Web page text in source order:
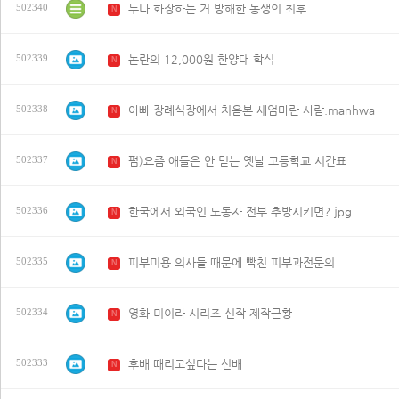
502340 N 누나 화장하는 거 방해한 동생의 최후
502339 N 논란의 12,000원 한양대 학식
502338 N 아빠 장례식장에서 처음본 새엄마란 사람.manhwa
502337 N 펌)요즘 애들은 안 믿는 옛날 고등학교 시간표
502336 N 한국에서 외국인 노동자 전부 추방시키면?.jpg
502335 N 피부미용 의사들 때문에 빡친 피부과전문의
502334 N 영화 미이라 시리즈 신작 제작근황
502333 N 후배 때리고싶다는 선배